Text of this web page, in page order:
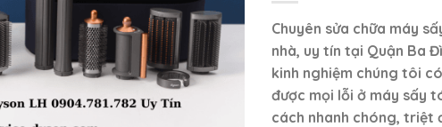
Chuyên sửa chữa máy
nhà, uy tín tại Quận Ba
kinh nghiệm chúng tôi
được mọi lỗi ở máy sấy
cách nhanh chóng, triệt